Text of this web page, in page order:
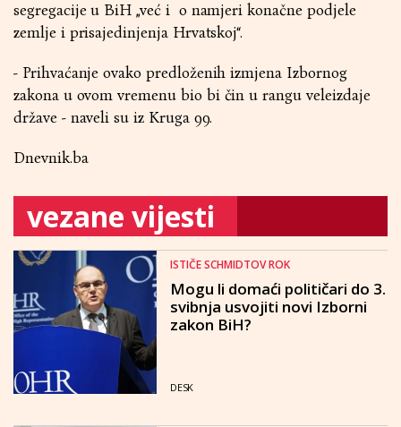
segregacije u BiH „već i o namjeri konačne podjele
zemlje i prisajedinjenja Hrvatskoj“.
- Prihvaćanje ovako predloženih izmjena Izbornog
zakona u ovom vremenu bio bi čin u rangu veleizdaje
države - naveli su iz Kruga 99.
Dnevnik.ba
vezane vijesti
ISTIČE SCHMIDTOV ROK
Mogu li domaći političari do 3.
svibnja usvojiti novi Izborni
zakon BiH?
DESK